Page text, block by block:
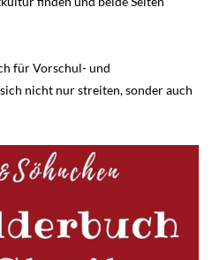
für Vorschul- und
nicht nur streiten, sonder auch